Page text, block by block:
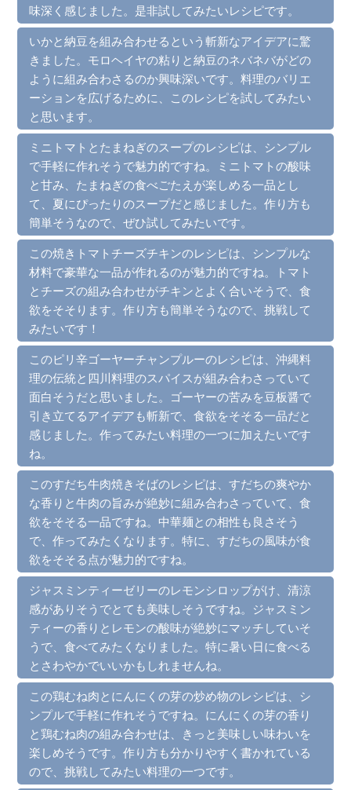
味深く感じました。是非試してみたいレシピです。
いかと納豆を組み合わせるという斬新なアイデアに驚
きました。モロヘイヤの粘りと納豆のネバネバがどの
ように組み合わさるのか興味深いです。料理のバリエ
ーションを広げるために、このレシピを試してみたい
と思います。
ミニトマトとたまねぎのスープのレシピは、シンプル
で手軽に作れそうで魅力的ですね。ミニトマトの酸味
と甘み、たまねぎの食べごたえが楽しめる一品とし
て、夏にぴったりのスープだと感じました。作り方も
簡単そうなので、ぜひ試してみたいです。
この焼きトマトチーズチキンのレシピは、シンプルな
材料で豪華な一品が作れるのが魅力的ですね。トマト
とチーズの組み合わせがチキンとよく合いそうで、食
欲をそそります。作り方も簡単そうなので、挑戦して
みたいです！
このピリ辛ゴーヤーチャンプルーのレシピは、沖縄料
理の伝統と四川料理のスパイスが組み合わさっていて
面白そうだと思いました。ゴーヤーの苦みを豆板醤で
引き立てるアイデアも斬新で、食欲をそそる一品だと
感じました。作ってみたい料理の一つに加えたいです
ね。
このすだち牛肉焼きそばのレシピは、すだちの爽やか
な香りと牛肉の旨みが絶妙に組み合わさっていて、食
欲をそそる一品ですね。中華麺との相性も良さそう
で、作ってみたくなります。特に、すだちの風味が食
欲をそそる点が魅力的ですね。
ジャスミンティーゼリーのレモンシロップがけ、清涼
感がありそうでとても美味しそうですね。ジャスミン
ティーの香りとレモンの酸味が絶妙にマッチしていそ
うで、食べてみたくなりました。特に暑い日に食べる
とさわやかでいいかもしれませんね。
この鶏むね肉とにんにくの芽の炒め物のレシピは、シ
ンプルで手軽に作れそうですね。にんにくの芽の香り
と鶏むね肉の組み合わせは、きっと美味しい味わいを
楽しめそうです。作り方も分かりやすく書かれている
ので、挑戦してみたい料理の一つです。